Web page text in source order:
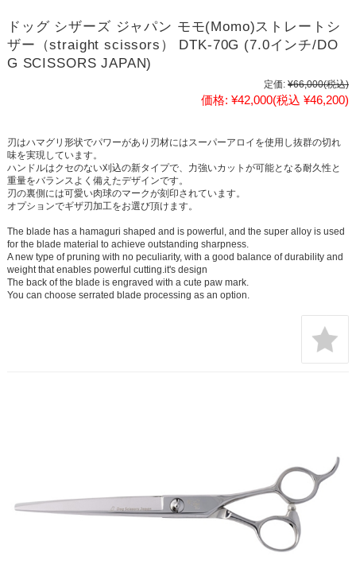
ドッグ シザーズ ジャパン モモ(Momo)ストレートシ
ザー（straight scissors） DTK-70G (7.0インチ/DO
G SCISSORS JAPAN)
定価: ¥66,000(税込)
価格: ¥42,000(税込 ¥46,200)
刃はハマグリ形状でパワーがあり刃材にはスーパーアロイを使用し抜群の切れ
味を実現しています。
ハンドルはクセのない刈込の新タイプで、力強いカットが可能となる耐久性と
重量をバランスよく備えたデザインです。
刃の裏側には可愛い肉球のマークが刻印されています。
オプションでギザ刃加工をお選び頂けます。
The blade has a hamaguri shaped and is powerful, and the super alloy is used
for the blade material to achieve outstanding sharpness.
A new type of pruning with no peculiarity, with a good balance of durability and
weight that enables powerful cutting.it's design
The back of the blade is engraved with a cute paw mark.
You can choose serrated blade processing as an option.